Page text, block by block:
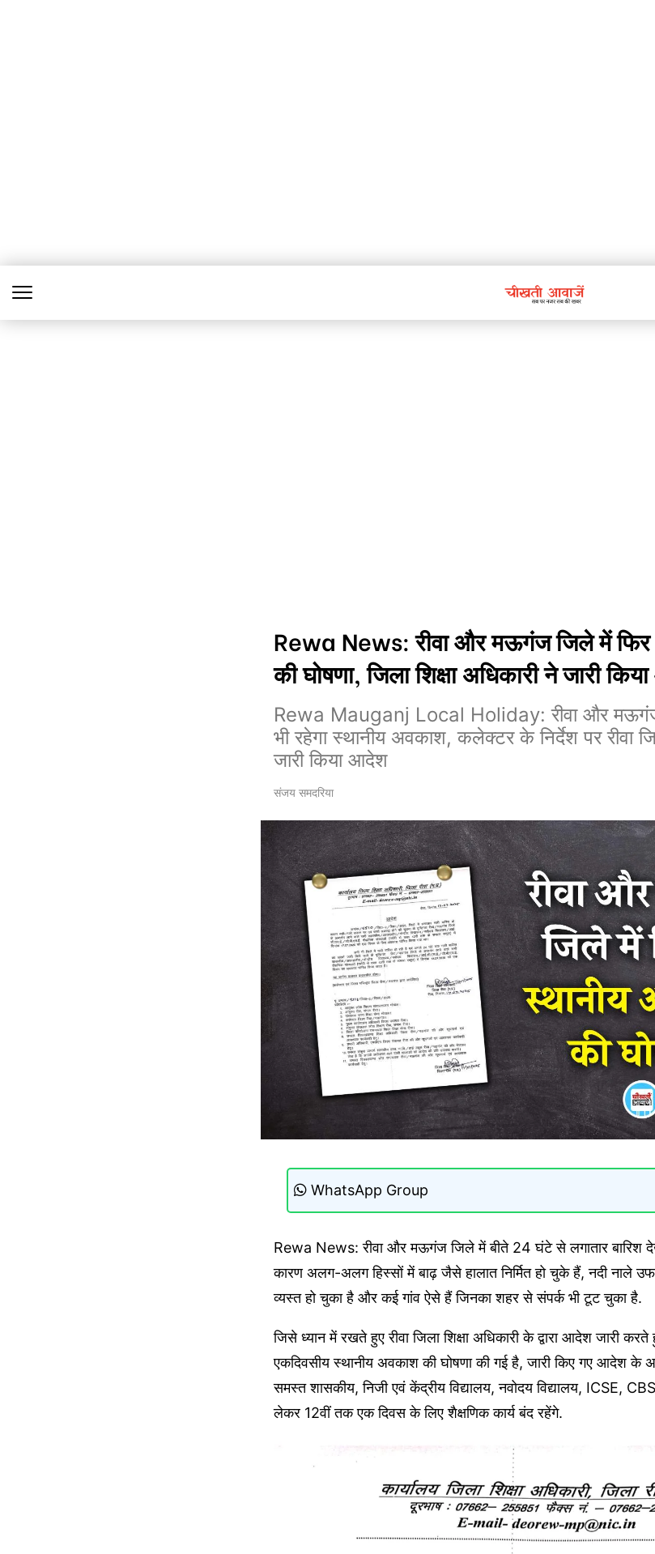
Rewa News: रीवा और मऊगंज जिले में
की घोषणा, जिला शिक्षा अधिकारी ने जारी
Rewa Mauganj Local Holiday: रीवा और
भी रहेगा स्थानीय अवकाश, कलेक्टर के निर्देश पर रीवा
जारी किया आदेश
संजय समदरिया
WhatsApp Group
Rewa News: रीवा और मऊगंज जिले में बीते 24 घंटे से लगातार बारिश
कारण अलग-अलग हिस्सों में बाढ़ जैसे हालात निर्मित हो चुके हैं, नदी नाले
व्यस्त हो चुका है और कई गांव ऐसे हैं जिनका शहर से संपर्क भी टूट चुका है.
जिसे ध्यान में रखते हुए रीवा जिला शिक्षा अधिकारी के द्वारा आदेश जारी
एकदिवसीय स्थानीय अवकाश की घोषणा की गई है, जारी किए गए आदेश
समस्त शासकीय, निजी एवं केंद्रीय विद्यालय, नवोदय विद्यालय, ICSE,
लेकर 12वीं तक एक दिवस के लिए शैक्षणिक कार्य बंद रहेंगे.